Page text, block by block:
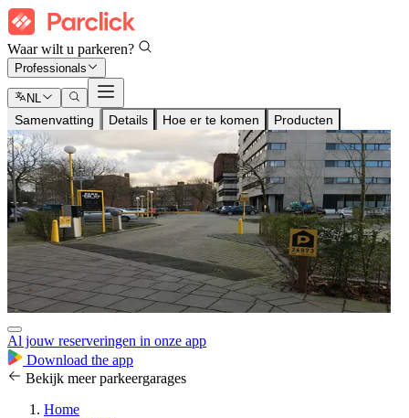
Waar wilt u parkeren?
Professionals
NL
Samenvatting Details Hoe er te komen Producten
Al jouw reserveringen in onze app
Download the app
Bekijk meer parkeergarages
Home